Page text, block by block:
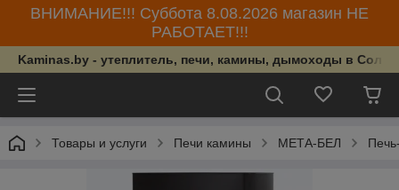
ВНИМАНИЕ!!! Суббота 8.08.2026 магазин НЕ
РАБОТАЕТ!!!
Kaminas.by - утеплитель, печи, камины, дымоходы в
Товары и услуги Печи камины МЕТА-БЕЛ